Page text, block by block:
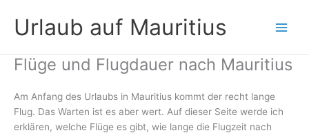
Inhalt
springenUrlaub auf Mauritius
Flüge und Flugdauer nach Mauritius
Am Anfang des Urlaubs in Mauritius kommt der recht lange
Flug. Das Warten ist es aber wert. Auf dieser Seite werde ich
erklären, welche Flüge es gibt, wie lange die Flugzeit nach